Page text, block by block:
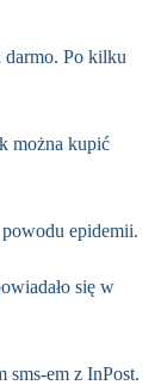
darmo. Po kilku
można kupić
epidemii.
się w
sms-em z InPost.